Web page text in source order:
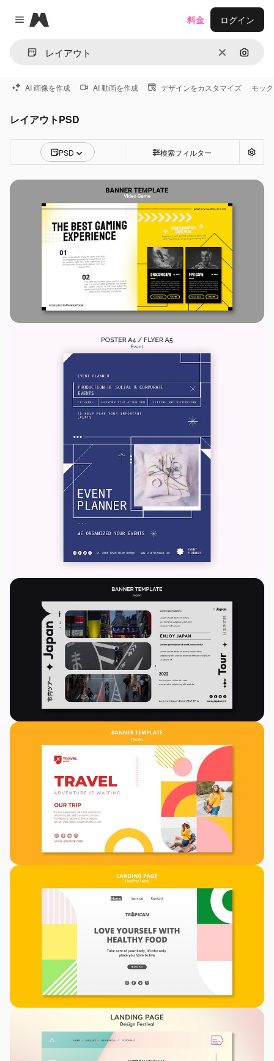
Close menu
Magnific
消去 画像で
料金 ログイン
AI 画像を作成 AI 動画を作成 デザインをカスタマイズ モッ
レイアウトPSD
PSD 検索フィルター